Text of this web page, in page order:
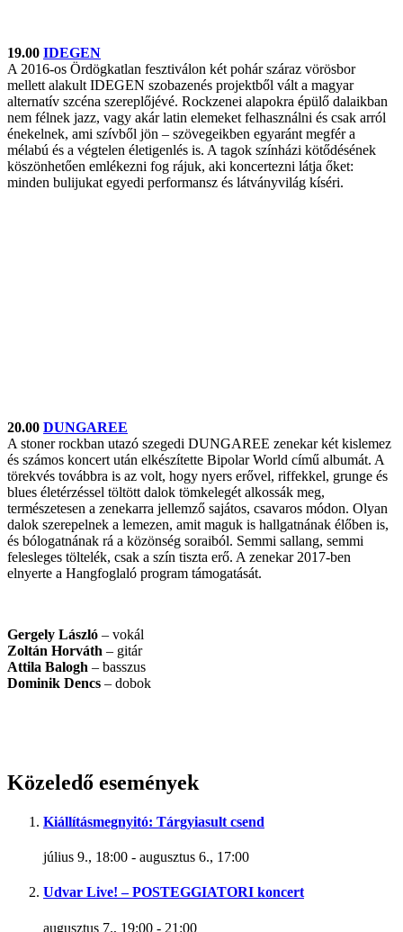
19.00 IDEGEN
A 2016-os Ördögkatlan fesztiválon két pohár száraz vörösbor
mellett alakult IDEGEN szobazenés projektből vált a magyar
alternatív szcéna szereplőjévé. Rockzenei alapokra épülő dalaikban
nem félnek jazz, vagy akár latin elemeket felhasználni és csak arról
énekelnek, ami szívből jön – szövegeikben egyaránt megfér a
mélabú és a végtelen életigenlés is. A tagok színházi kötődésének
köszönhetően emlékezni fog rájuk, aki koncertezni látja őket:
minden bulijukat egyedi performansz és látványvilág kíséri.
20.00 DUNGAREE
A stoner rockban utazó szegedi DUNGAREE zenekar két kislemez
és számos koncert után elkészítette Bipolar World című albumát. A
törekvés továbbra is az volt, hogy nyers erővel, riffekkel, grunge és
blues életérzéssel töltött dalok tömkelegét alkossák meg,
természetesen a zenekarra jellemző sajátos, csavaros módon. Olyan
dalok szerepelnek a lemezen, amit maguk is hallgatnának élőben is,
és bólogatnának rá a közönség soraiból. Semmi sallang, semmi
felesleges töltelék, csak a szín tiszta erő. A zenekar 2017-ben
elnyerte a Hangfoglaló program támogatását.
Gergely László – vokál
Zoltán Horváth – gitár
Attila Balogh – basszus
Dominik Dencs – dobok
Közeledő események
Kiállításmegnyitó: Tárgyiasult csend
július 9., 18:00 - augusztus 6., 17:00
Udvar Live! – POSTEGGIATORI koncert
augusztus 7., 19:00 - 21:00